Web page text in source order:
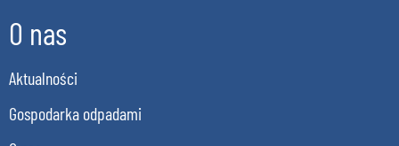
O nas
Aktualności
Gospodarka odpadami